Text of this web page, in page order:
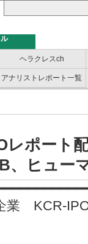
ヘラクレスch
アナリストレポート一覧
レポート
、ヒュー
業 KCR-